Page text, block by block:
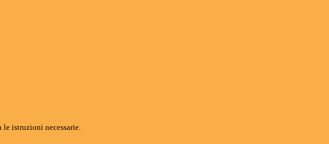
istruzioni necessarie.